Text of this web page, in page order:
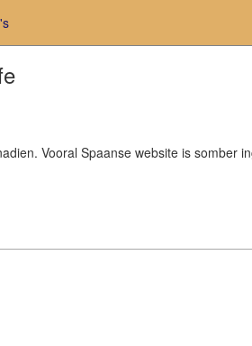
Vooral Spaanse website is somber